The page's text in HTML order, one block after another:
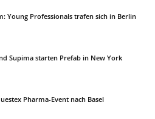
Young Professionals trafen sich in Berlin
Supima starten Prefab in New York
Pharma-Event nach Basel